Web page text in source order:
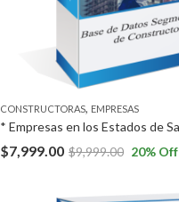
CONSTRUCTORAS, EMPRESAS
$7,999.00 $9,999.00 20% Off